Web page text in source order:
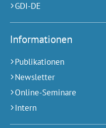
GDI-DE
Informationen
Publikationen
Newsletter
Online-Seminare
Intern